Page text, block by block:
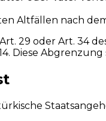
Altfällen nach
29 oder Art. 34
Diese